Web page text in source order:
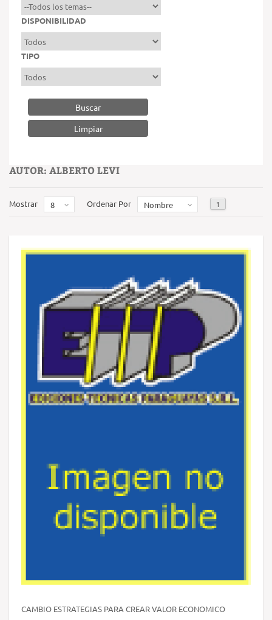
DISPONIBILIDAD
TIPO
Buscar
AUTOR: ALBERTO LEVI
Mostrar 8 Ordenar Por Nombre 1
CAMBIO ESTRATEGIAS PARA CREAR VALOR ECONOMICO